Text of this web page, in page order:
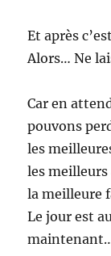
Et après
Alors… Ne
Car en
pouvons
les
les meilleurs
la meilleure
Le jour est